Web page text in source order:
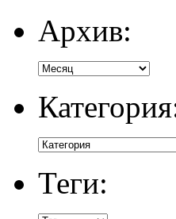
Архив:
Теги: